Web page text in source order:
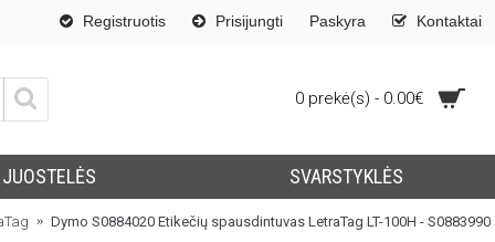
Registruotis Prisijungti Paskyra Kontaktai
0 prekė(s) - 0.00€
JUOSTELĖS SVARSTYKLĖS
Dymo S0884020 Etikečių spausdintuvas LetraTag LT-100H - S0883990